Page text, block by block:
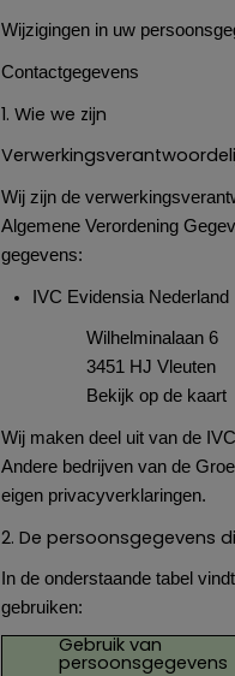
Wijzigingen in uw
Contactgegevens
1. Wie we zijn
Wij zijn de
Algemene Verordening
gegevens:
IVC Evidensia Nederland
Wilhelminalaan 6
3451 HJ Vleuten
Bekijk op de kaart
Wij maken deel uit van de
Andere bedrijven van de
eigen privacyverklaringen.
2. De persoonsgegevens
In de onderstaande tabel
gebruiken:
Gebruik van
persoonsgegevens